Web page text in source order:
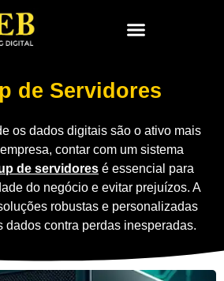
de Servidores
os dados digitais são o ativo mais
contar com um sistema
de servidores é essencial para
do negócio e evitar prejuízos. A
robustas e personalizadas
dados contra perdas inesperadas.